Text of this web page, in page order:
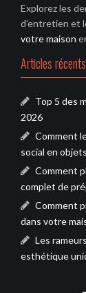
Explorez les
d’entretien et
votre maison
Articles récents
Top 5 des
2026
Comment
social en
Comment
complet de
Comment
dans votre
Les
esthétique